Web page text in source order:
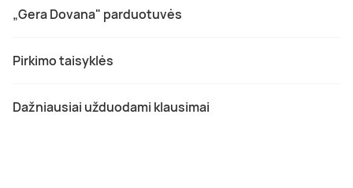
„Gera Dovana" parduotuvės
Pirkimo taisyklės
Dažniausiai užduodami klausimai